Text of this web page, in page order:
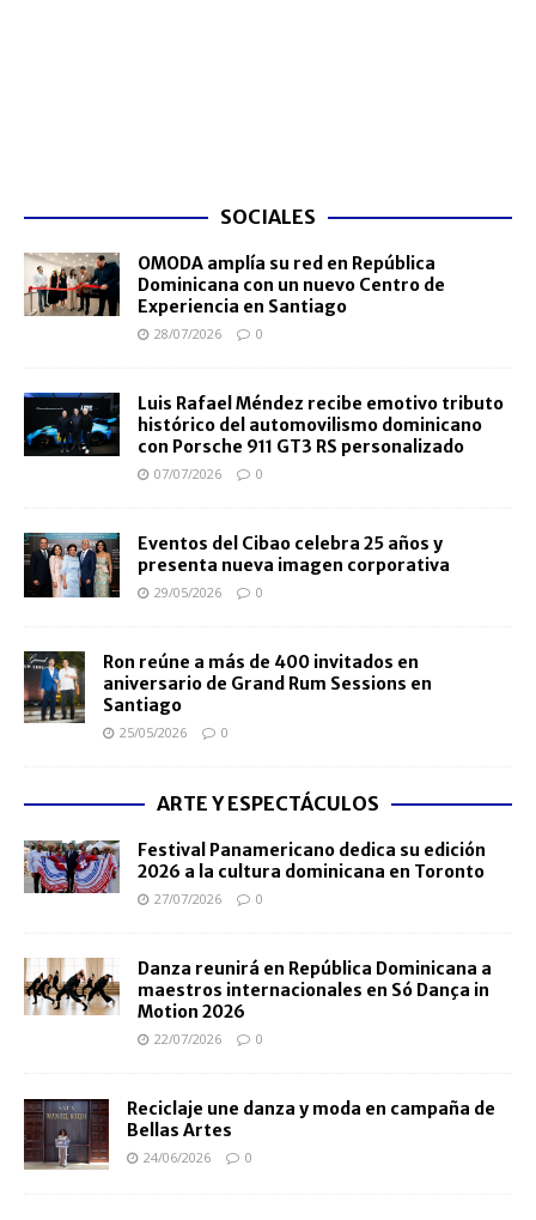
SOCIALES
OMODA amplía su red en República
Dominicana con un nuevo Centro de
Experiencia en Santiago
28/07/2026 0
Luis Rafael Méndez recibe emotivo tributo
histórico del automovilismo dominicano
con Porsche 911 GT3 RS personalizado
07/07/2026 0
Eventos del Cibao celebra 25 años y
presenta nueva imagen corporativa
29/05/2026 0
Ron reúne a más de 400 invitados en
aniversario de Grand Rum Sessions en
Santiago
25/05/2026 0
ARTE Y ESPECTÁCULOS
Festival Panamericano dedica su edición
2026 a la cultura dominicana en Toronto
27/07/2026 0
Danza reunirá en República Dominicana a
maestros internacionales en Só Dança in
Motion 2026
22/07/2026 0
Reciclaje une danza y moda en campaña de
Bellas Artes
24/06/2026 0